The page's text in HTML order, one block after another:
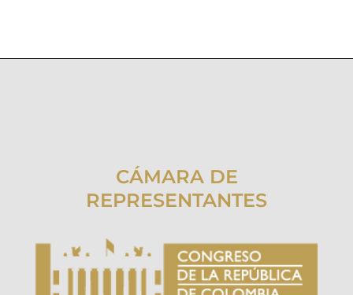
CÁMARA DE
REPRESENTANTES